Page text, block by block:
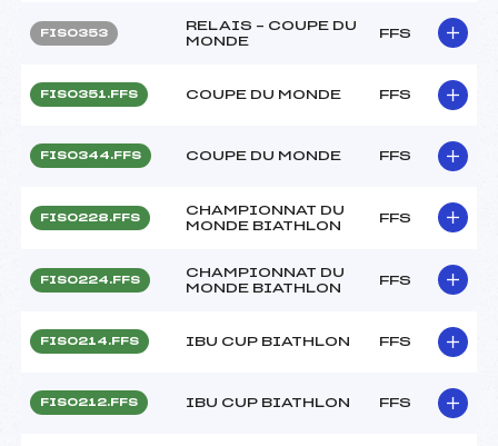
FIS0353
RELAIS – COUPE DU
MONDE
FFS
FIS0351.FFS COUPE DU MONDE FFS
FIS0344.FFS COUPE DU MONDE FFS
FIS0228.FFS
CHAMPIONNAT DU
MONDE BIATHLON
FFS
FIS0224.FFS
CHAMPIONNAT DU
MONDE BIATHLON
FFS
FIS0214.FFS IBU CUP BIATHLON FFS
FIS0212.FFS IBU CUP BIATHLON FFS